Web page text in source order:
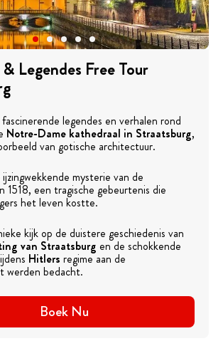
Legendes Free Tour
legendes en verhalen rond
Notre-Dame kathedraal in Straatsburg,
van gotische architectuur.
mysterie van de
1518, een tragische gebeurtenis die
het leven kostte.
kijk op de duistere geschiedenis van
van Straatsburg en de schokkende
Hitlers regime aan de
werden bedacht.
Boek Nu